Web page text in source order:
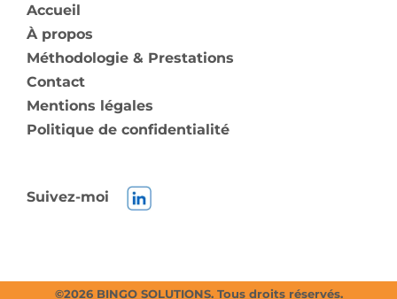
Accueil
À propos
Méthodologie & Prestations
Contact
Mentions légales
Politique de confidentialité
Suivez-moi
©2026BINGO SOLUTIONS. Tous droits réservés.